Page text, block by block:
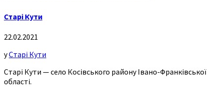
Старі Кути
22.02.2021
уСтарі Кути
Старі Кути — село Косівського району Івано-Франківської
області.